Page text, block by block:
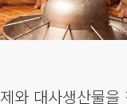
와 대사생산물을